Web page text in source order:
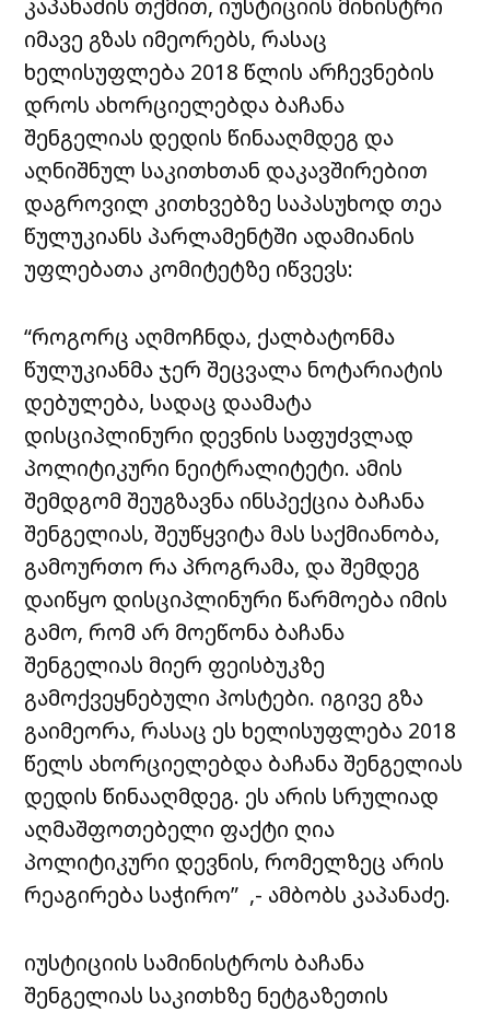
კაპანაძის თქმით, იუსტიციის მინისტრი
იმავე გზას იმეორებს, რასაც
ხელისუფლება 2018 წლის არჩევნების
დროს ახორციელებდა ბაჩანა
შენგელიას დედის წინააღმდეგ და
აღნიშნულ საკითხთან დაკავშირებით
დაგროვილ კითხვებზე საპასუხოდ თეა
წულუკიანს პარლამენტში ადამიანის
უფლებათა კომიტეტზე იწვევს:
“როგორც აღმოჩნდა, ქალბატონმა
წულუკიანმა ჯერ შეცვალა ნოტარიატის
დებულება, სადაც დაამატა
დისციპლინური დევნის საფუძვლად
პოლიტიკური ნეიტრალიტეტი. ამის
შემდგომ შეუგზავნა ინსპექცია ბაჩანა
შენგელიას, შეუწყვიტა მას საქმიანობა,
გამოურთო რა პროგრამა, და შემდეგ
დაიწყო დისციპლინური წარმოება იმის
გამო, რომ არ მოეწონა ბაჩანა
შენგელიას მიერ ფეისბუკზე
გამოქვეყნებული პოსტები. იგივე გზა
გაიმეორა, რასაც ეს ხელისუფლება 2018
წელს ახორციელებდა ბაჩანა შენგელიას
დედის წინააღმდეგ. ეს არის სრულიად
აღმაშფოთებელი ფაქტი ღია
პოლიტიკური დევნის, რომელზეც არის
რეაგირება საჭირო” ,- ამბობს კაპანაძე.
იუსტიციის სამინისტროს ბაჩანა
შენგელიას საკითხზე ნეტგაზეთის